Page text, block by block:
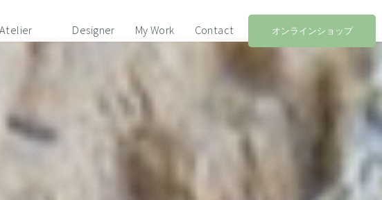
Designer My Work Contact オンラインショップ